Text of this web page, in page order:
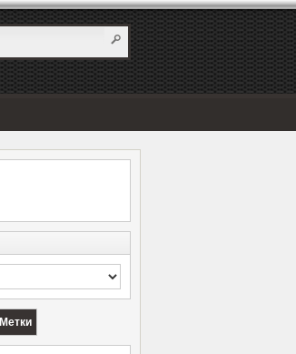
Метки